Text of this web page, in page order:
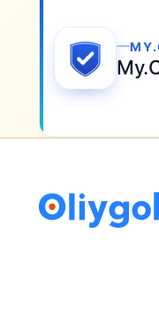
MY.OLIYGOH.UZ
My.Oliygoh.uz